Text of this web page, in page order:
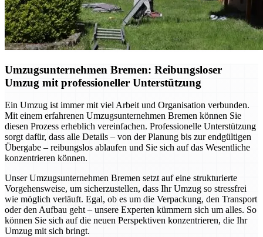
Umzugsunternehmen Bremen: Reibungsloser
Umzug mit professioneller Unterstützung
Ein Umzug ist immer mit viel Arbeit und Organisation verbunden.
Mit einem erfahrenen Umzugsunternehmen Bremen können Sie
diesen Prozess erheblich vereinfachen. Professionelle Unterstützung
sorgt dafür, dass alle Details – von der Planung bis zur endgültigen
Übergabe – reibungslos ablaufen und Sie sich auf das Wesentliche
konzentrieren können.
Unser Umzugsunternehmen Bremen setzt auf eine strukturierte
Vorgehensweise, um sicherzustellen, dass Ihr Umzug so stressfrei
wie möglich verläuft. Egal, ob es um die Verpackung, den Transport
oder den Aufbau geht – unsere Experten kümmern sich um alles. So
können Sie sich auf die neuen Perspektiven konzentrieren, die Ihr
Umzug mit sich bringt.